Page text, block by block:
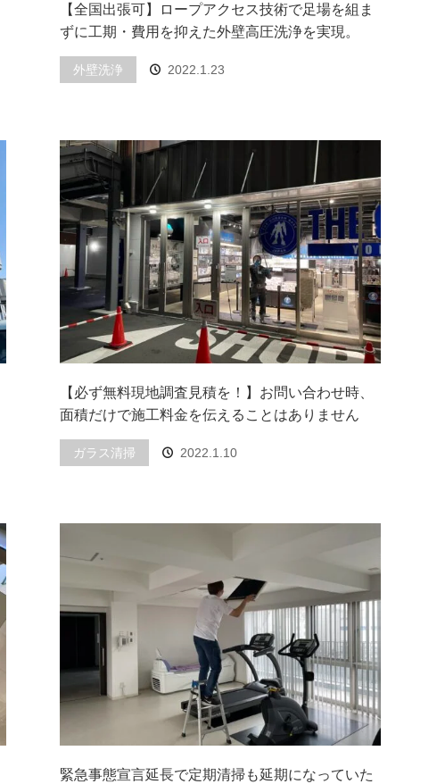
【全国出張可】ロープアクセス技術で足場を組ま
ずに工期・費用を抑えた外壁高圧洗浄を実現。
外壁洗浄 2022.1.23
【必ず無料現地調査見積を！】お問い合わせ時、
面積だけで施工料金を伝えることはありません
ガラス清掃 2022.1.10
緊急事態宣言延長で定期清掃も延期になっていた